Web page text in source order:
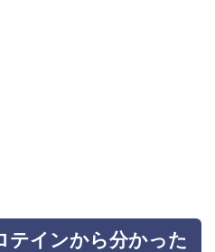
テインから分かった